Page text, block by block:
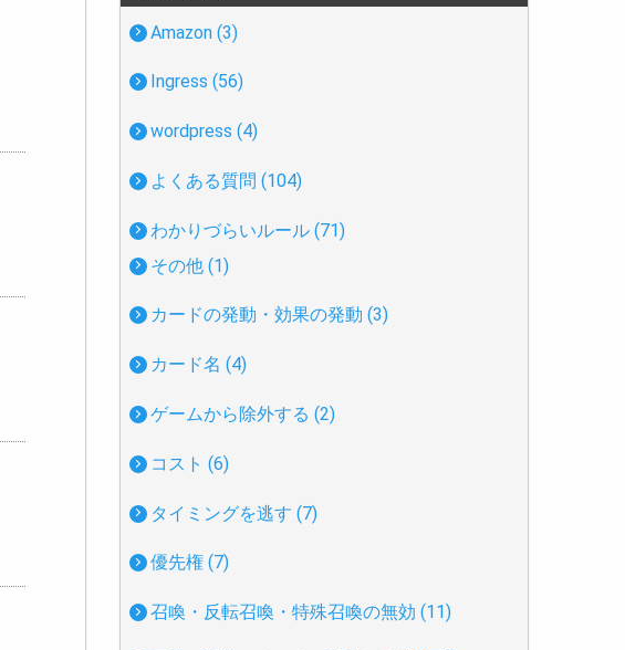
Amazon (3)
Ingress (56)
wordpress (4)
よくある質問 (104)
わかりづらいルール (71)
その他 (1)
カードの発動・効果の発動 (3)
カード名 (4)
ゲームから除外する (2)
コスト (6)
タイミングを逃す (7)
優先権 (7)
召喚・反転召喚・特殊召喚の無効 (11)